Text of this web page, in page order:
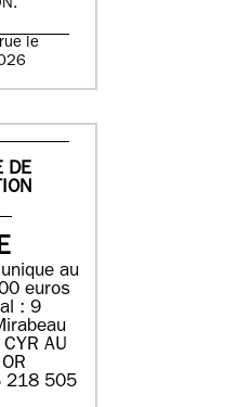
le
DE
au
euros
: 9
AU
218 505